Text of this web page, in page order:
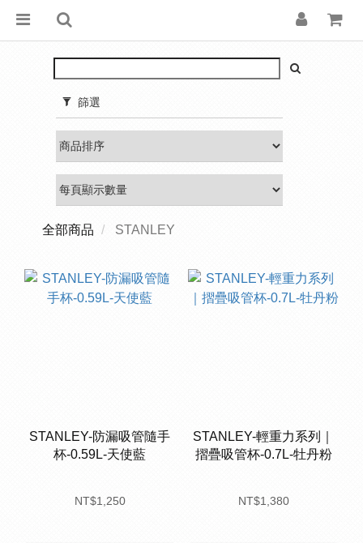
篩選
全部商品 STANLEY
STANLEY-防漏吸管隨手
杯-0.59L-天使藍
NT$1,250
STANLEY-輕重力系列｜
摺疊吸管杯-0.7L-牡丹粉
NT$1,380